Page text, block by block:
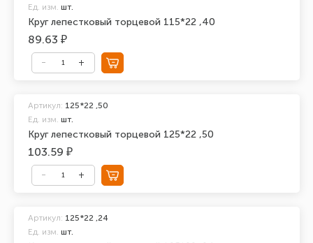
Круг лепестковый торцевой 115*22 ,40
Ед. изм. шт.
89.63 ₽
Круг лепестковый торцевой 125*22 ,50
Артикул: 125*22 ,50
Ед. изм. шт.
103.59 ₽
Артикул: 125*22 ,24
Ед. изм. шт.